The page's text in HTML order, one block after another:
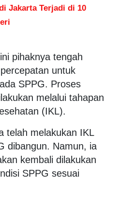
Jakarta Terjadi di 10
pihaknya tengah
untuk
SPPG. Proses
melalui tahapan
(IKL).
telah melakukan IKL
dibangun. Namun, ia
kembali dilakukan
SPPG sesuai